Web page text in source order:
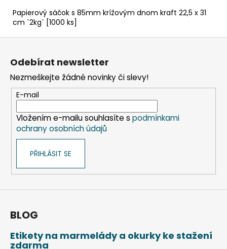
Papierový sáčok s 85mm krížovým dnom kraft 22,5 x 31
cm `2kg` [1000 ks]
Z
Odebírat newsletter
Nezmeškejte žádné novinky či slevy!
E-mail
Vložením e-mailu souhlasíte s podmínkami
ochrany osobních údajů
PŘIHLÁSIT SE
BLOG
Etikety na marmelády a okurky ke stažení
zdarma